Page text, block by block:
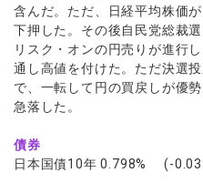
含んだ。ただ、日経平均株価
下押した。その後自民党総裁
リスク・オンの円売りが進行
通し高値を付けた。ただ決選
で、一転して円の買戻しが優
急落した。
債券
日本国債10年 0.798% (-